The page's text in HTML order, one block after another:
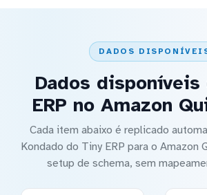
DADOS
Dados
ERP no Amazon
Cada item abaixo é replicado
Kondado do Tiny ERP para o Amazon
setup de schema, sem